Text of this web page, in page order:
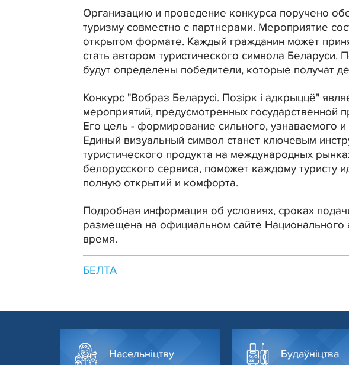
Организацию и проведение конкурса поручено
туризму совместно с партнерами. Мероприятие
открытом формате. Каждый гражданин может
стать автором туристического символа Беларуси.
будут определены победители, которые получат
Конкурс "Вобраз Беларусі. Позірк і адкрыццё"
мероприятий, предусмотренных
Его цель - формирование сильного, узнаваемого
Единый визуальный символ станет ключевым
туристического продукта на международных
белорусского сервиса, поможет каждому туристу
полную открытий и комфорта.
Подробная информация об условиях, сроках
размещена на официальном сайте Национального
время.
БЕЛТА
Насельніцтву Будаўніцтва